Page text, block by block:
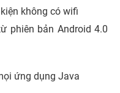
không có wifi
phiên bản Android 4.0
ứng dụng Java